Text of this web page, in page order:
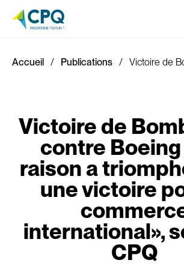
Accueil Publications Victoire de
Victoire de
contre Boeing
raison a
une victoire
international»,
CPQ